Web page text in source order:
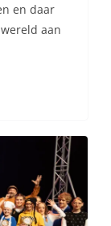
en daar
aan